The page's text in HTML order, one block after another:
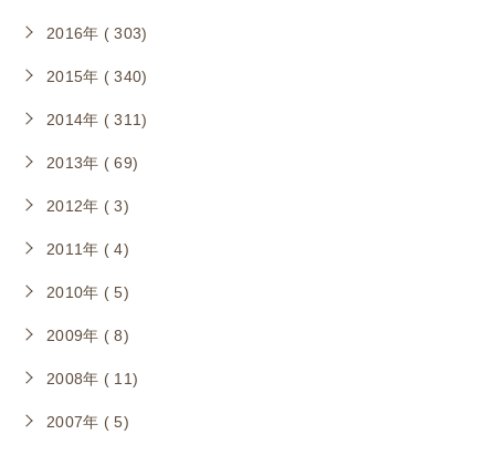
2016年 ( 303)
2015年 ( 340)
2014年 ( 311)
2013年 ( 69)
2012年 ( 3)
2011年 ( 4)
2010年 ( 5)
2009年 ( 8)
2008年 ( 11)
2007年 ( 5)